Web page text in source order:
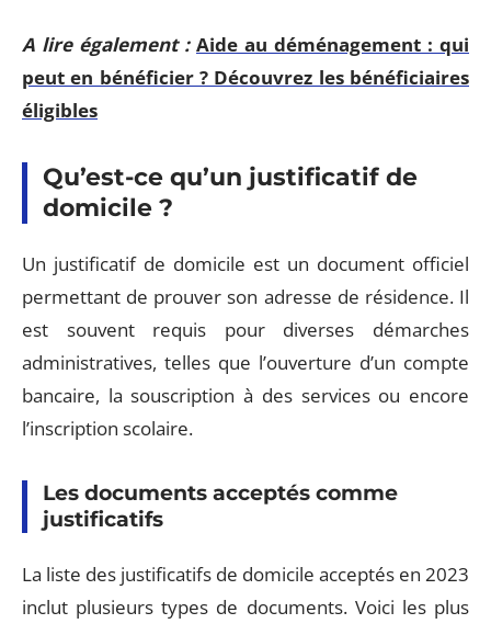
A lire également : Aide au déménagement : qui
peut en bénéficier ? Découvrez les bénéficiaires
éligibles
Qu’est-ce qu’un justificatif de
domicile ?
Un justificatif de domicile est un document officiel
permettant de prouver son adresse de résidence. Il
est souvent requis pour diverses démarches
administratives, telles que l’ouverture d’un compte
bancaire, la souscription à des services ou encore
l’inscription scolaire.
Les documents acceptés comme
justificatifs
La liste des justificatifs de domicile acceptés en 2023
inclut plusieurs types de documents. Voici les plus